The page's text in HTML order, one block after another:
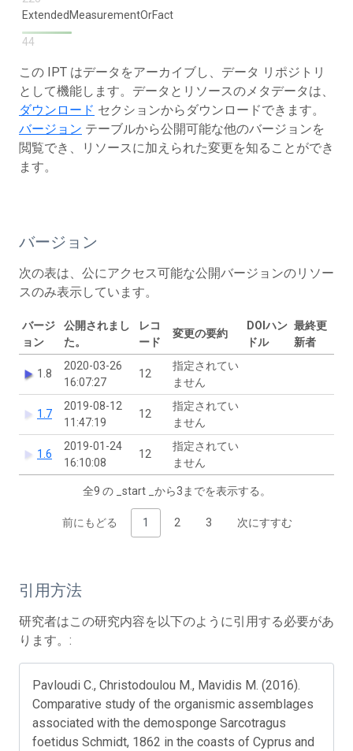
ExtendedMeasurementOrFact
44
この IPT はデータをアーカイブし、データ リポジトリ
として機能します。データとリソースのメタデータは、
ダウンロード セクションからダウンロードできます。
バージョン テーブルから公開可能な他のバージョンを
閲覧でき、リソースに加えられた変更を知ることができ
ます。
バージョン
次の表は、公にアクセス可能な公開バージョンのリソー
スのみ表示しています。
バージ
ョン
公開されまし
た。
レコ
ード
変更の要約
DOIハン
ドル
最終更
新者
1.8
2020-03-26
16:07:27
12
指定されてい
ません
1.7
2019-08-12
11:47:19
12
指定されてい
ません
1.6
2019-01-24
16:10:08
12
指定されてい
ません
全9 の _start _から3までを表示する。
前にもどる 1 2 3 次にすすむ
引用方法
研究者はこの研究内容を以下のように引用する必要があ
ります。:
Pavloudi C., Christodoulou M., Mavidis M. (2016).
Comparative study of the organismic assemblages
associated with the demosponge Sarcotragus
foetidus Schmidt, 1862 in the coasts of Cyprus and